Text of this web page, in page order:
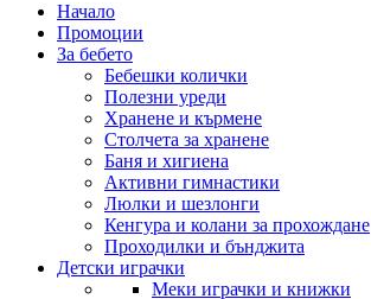
Начало
Промоции
За бебето
Бебешки колички
Полезни уреди
Хранене и кърмене
Столчета за хранене
Баня и хигиена
Активни гимнастики
Люлки и шезлонги
Кенгура и колани за прохождане
Проходилки и бънджита
Детски играчки
Меки играчки и книжки